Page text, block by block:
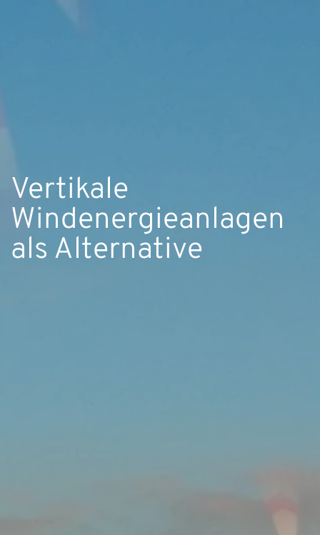
Vertikale
Windenergieanlagen
als Alternative